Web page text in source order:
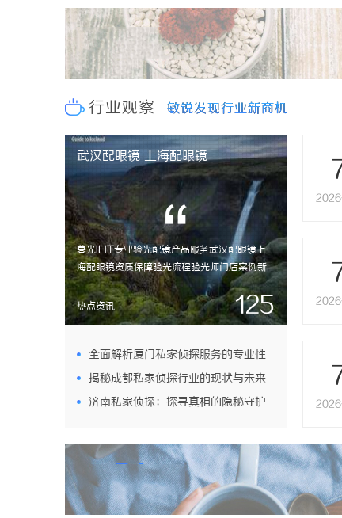
行业观察 敏锐发现行业新商机
敏锐发现行业新商机
武汉配眼镜 上海配眼镜
暮光ILIT专业验光配镜产品服务武汉配眼镜上
海配眼镜资质保障验光流程验光师门店案例新
闻资讯联系武汉配眼镜上海配眼镜
WUHAN&SHANGHAIOPTICALCARE暮
光ILIT眼镜暮光ILIT眼镜是专业验光配镜的写字
店。以完整验光、正品镜片、透明价格和直营
售后为基础，全场镜片40%-60%优惠，兼顾
热点资讯 125
全面解析厦门私家侦探服务的专业性
与应用场景
揭秘成都私家侦探行业的现状与未来
发展趋势
济南私家侦探：探寻真相的隐秘守护